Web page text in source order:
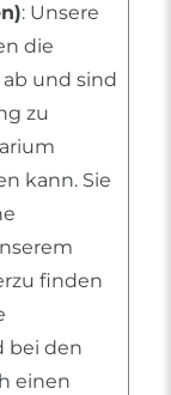
: Unsere
die
und sind
zu
kann. Sie
finden
bei den
einen